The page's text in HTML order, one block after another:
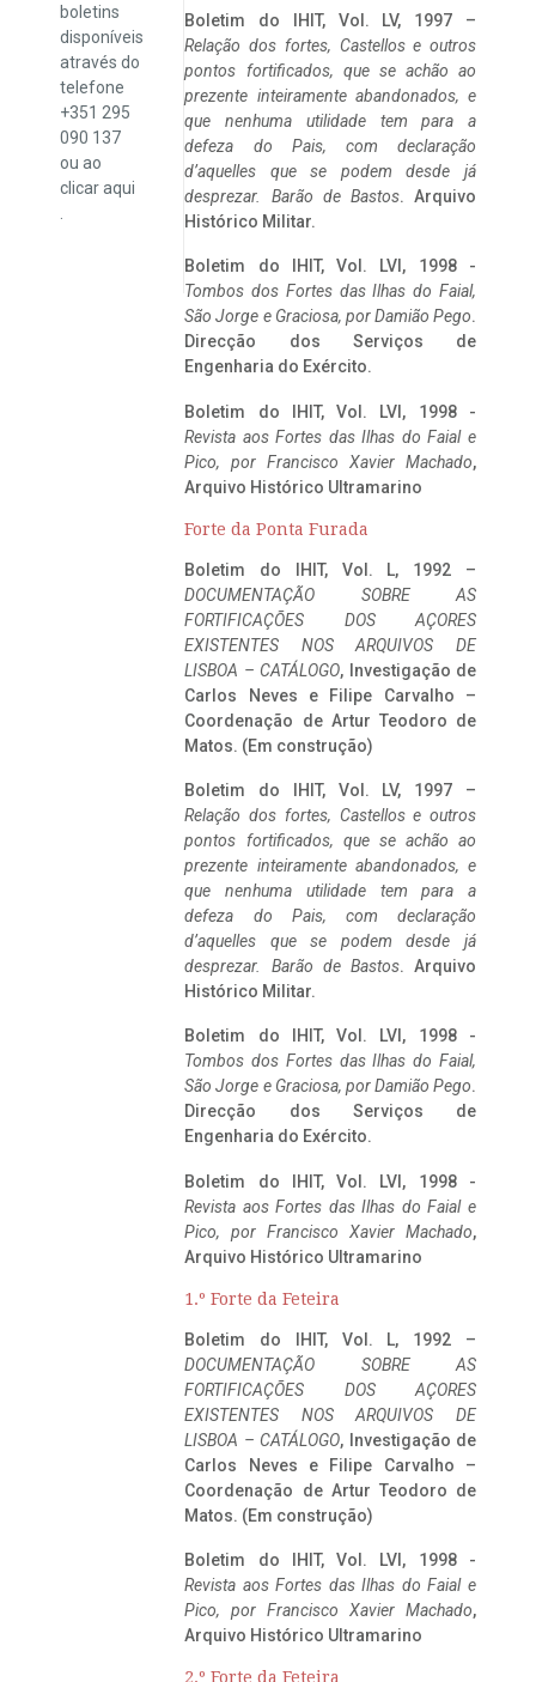
boletins
disponíveis
através do
telefone
+351 295
090 137
ou ao
clicaraqui
Boletim do IHIT, Vol. LV, 1997 –
Relação dos fortes, Castellos e outros
pontos fortificados, que se achão ao
prezente inteiramente abandonados, e
que nenhuma utilidade tem para a
defeza do Pais, com declaração
d’aquelles que se podem desde já
desprezar. Barão de Bastos. Arquivo
Histórico Militar.
Boletim do IHIT, Vol. LVI, 1998 -
Tombos dos Fortes das Ilhas do Faial,
São Jorge e Graciosa, por Damião Pego.
Direcção dos Serviços de
Engenharia do Exército.
Boletim do IHIT, Vol. LVI, 1998 -
Revista aos Fortes das Ilhas do Faial e
Pico, por Francisco Xavier Machado,
Arquivo Histórico Ultramarino
Forte da Ponta Furada
Boletim do IHIT, Vol. L, 1992 –
DOCUMENTAÇÃO SOBRE AS
FORTIFICAÇÕES DOS AÇORES
EXISTENTES NOS ARQUIVOS DE
LISBOA – CATÁLOGO, Investigação de
Carlos Neves e Filipe Carvalho –
Coordenação de Artur Teodoro de
Matos. (Em construção)
Boletim do IHIT, Vol. LV, 1997 –
Relação dos fortes, Castellos e outros
pontos fortificados, que se achão ao
prezente inteiramente abandonados, e
que nenhuma utilidade tem para a
defeza do Pais, com declaração
d’aquelles que se podem desde já
desprezar. Barão de Bastos. Arquivo
Histórico Militar.
Boletim do IHIT, Vol. LVI, 1998 -
Tombos dos Fortes das Ilhas do Faial,
São Jorge e Graciosa, por Damião Pego.
Direcção dos Serviços de
Engenharia do Exército.
Boletim do IHIT, Vol. LVI, 1998 -
Revista aos Fortes das Ilhas do Faial e
Pico, por Francisco Xavier Machado,
Arquivo Histórico Ultramarino
1.º Forte da Feteira
Boletim do IHIT, Vol. L, 1992 –
DOCUMENTAÇÃO SOBRE AS
FORTIFICAÇÕES DOS AÇORES
EXISTENTES NOS ARQUIVOS DE
LISBOA – CATÁLOGO, Investigação de
Carlos Neves e Filipe Carvalho –
Coordenação de Artur Teodoro de
Matos. (Em construção)
Boletim do IHIT, Vol. LVI, 1998 -
Revista aos Fortes das Ilhas do Faial e
Pico, por Francisco Xavier Machado,
Arquivo Histórico Ultramarino
2.º Forte da Feteira